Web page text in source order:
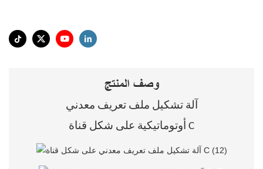
وصف المنتج
آلة تشكيل ملف تعريف معدني
أوتوماتيكية على شكل قناة C